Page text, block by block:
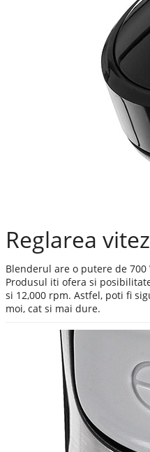
Reglarea
Blenderul are o putere de
Produsul iti ofera si
si 12,000 rpm. Astfel, poti fi
moi, cat si mai dure.